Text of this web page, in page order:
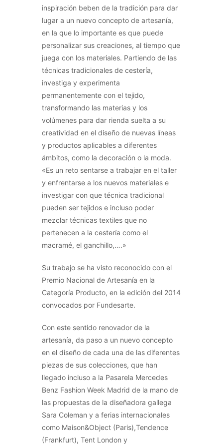
inspiración beben de la tradición para dar
lugar a un nuevo concepto de artesanía,
en la que lo importante es que puede
personalizar sus creaciones, al tiempo que
juega con los materiales. Partiendo de las
técnicas tradicionales de cestería,
investiga y experimenta
permanentemente con el tejido,
transformando las materias y los
volúmenes para dar rienda suelta a su
creatividad en el diseño de nuevas líneas
y productos aplicables a diferentes
ámbitos, como la decoración o la moda.
«Es un reto sentarse a trabajar en el taller
y enfrentarse a los nuevos materiales e
investigar con que técnica tradicional
pueden ser tejidos e incluso poder
mezclar técnicas textiles que no
pertenecen a la cestería como el
macramé, el ganchillo,….»
Su trabajo se ha visto reconocido con el
Premio Nacional de Artesanía en la
Categoría Producto, en la edición del 2014
convocados por Fundesarte.
Con este sentido renovador de la
artesanía, da paso a un nuevo concepto
en el diseño de cada una de las diferentes
piezas de sus colecciones, que han
llegado incluso a la Pasarela Mercedes
Benz Fashion Week Madrid de la mano de
las propuestas de la diseñadora gallega
Sara Coleman y a ferias internacionales
como Maison&Object (Paris),Tendence
(Frankfurt), Tent London y